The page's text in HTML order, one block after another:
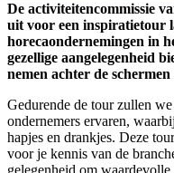
De activiteitencommissie
uit voor een inspiratietour
horecaondernemingen in
gezellige aangelegenheid
nemen achter de
Gedurende de tour zullen
ondernemers ervaren,
hapjes en drankjes. Deze
voor je kennis van de
gelegenheid om